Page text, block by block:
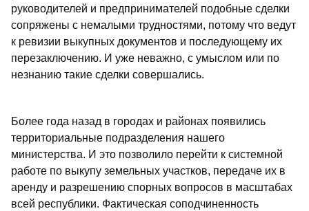
руководителей и предпринимателей подобные сделки
сопряжены с немалыми трудностями, потому что ведут
к ревизии выкупных документов и последующему их
перезаключению. И уже неважно, с умыслом или по
незнанию такие сделки совершались.
Более года назад в городах и районах появились
территориальные подразделения нашего
министерства. И это позволило перейти к системной
работе по выкупу земельных участков, передаче их в
аренду и разрешению спорных вопросов в масштабах
всей республики. Фактическая соподчиненность